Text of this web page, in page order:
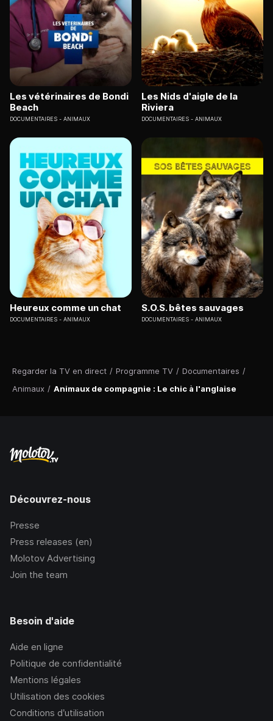
Regarder la TV en direct / Programme TV / Documentaires /
Animaux / Animaux de compagnie : Le chic à l'anglaise
Les vétérinaires de Bondi
Beach
DOCUMENTAIRES ANIMAUX
Les Nids d'aigle de la
Riviera
DOCUMENTAIRES ANIMAUX
Heureux comme un chat
DOCUMENTAIRES ANIMAUX
S.O.S. bêtes sauvages
DOCUMENTAIRES ANIMAUX
Découvrez-nous
Presse
Press releases (en)
Molotov Advertising
Join the team
Besoin d'aide
Aide en ligne
Politique de confidentialité
Mentions légales
Utilisation des cookies
Conditions d’utilisation